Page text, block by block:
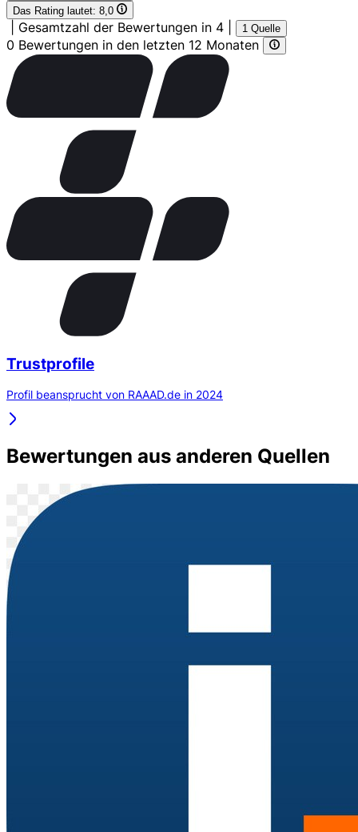
Das Rating lautet: 8,0
Gesamtzahl der Bewertungen in 4 1 Quelle
0 Bewertungen in den letzten 12 Monaten
Trustprofile
Profil beansprucht von RAAAD.de in 2024
Bewertungen aus anderen Quellen